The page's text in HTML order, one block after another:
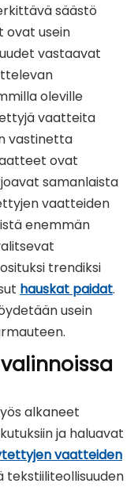
säästö
ovat usein
vastaavat
oleville
vaatteita
vastinetta
ovat
samanlaista
vaatteiden
enemmän
trendiksi
hauskat paidat.
usein
alkaneet
ja haluavat
vaatteiden
tekstiiliteollisuuden